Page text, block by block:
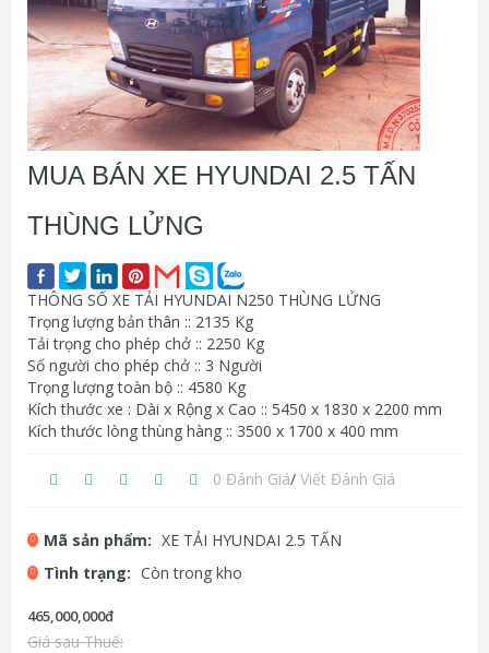
MUA BÁN XE HYUNDAI 2.5 TẤN
THÙNG LỬNG
THÔNG SỐ XE TẢI HYUNDAI N250 THÙNG LỬNG
Trọng lượng bản thân :: 2135 Kg
Tải trọng cho phép chở :: 2250 Kg
Số người cho phép chở :: 3 Người
Trọng lượng toàn bộ :: 4580 Kg
Kích thước xe : Dài x Rộng x Cao :: 5450 x 1830 x 2200 mm
Kích thước lòng thùng hàng :: 3500 x 1700 x 400 mm
0 Đánh Giá/ Viết Đánh Giá
Mã sản phẩm: XE TẢI HYUNDAI 2.5 TẤN
Tình trạng: Còn trong kho
465,000,000đ
Giá sau Thuế: